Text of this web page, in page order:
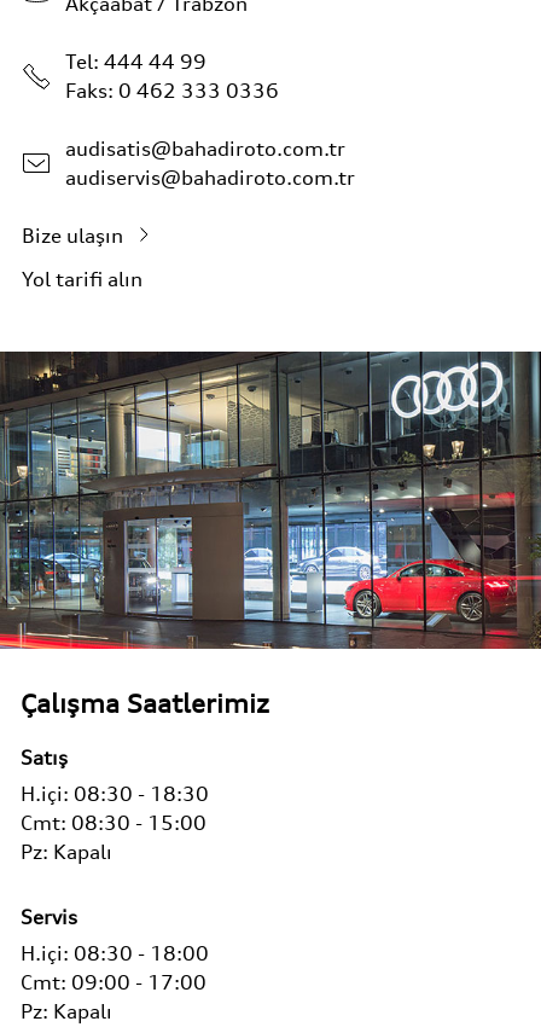
Tel: 444 44 99
Faks: 0 462 333 0336
audisatis@bahadiroto.com.tr
audiservis@bahadiroto.com.tr
Bize ulaşın
Yol tarifi alın
Çalışma Saatlerimiz
Satış
H.içi: 08:30 - 18:30
Cmt: 08:30 - 15:00
Pz: Kapalı
Servis
H.içi: 08:30 - 18:00
Cmt: 09:00 - 17:00
Pz: Kapalı